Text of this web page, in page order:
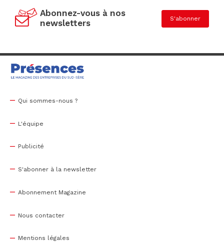
Abonnez-vous à nos
newsletters
S'abonner
Qui sommes-nous ?
L'équipe
Publicité
S'abonner à la newsletter
Abonnement Magazine
Nous contacter
Mentions légales